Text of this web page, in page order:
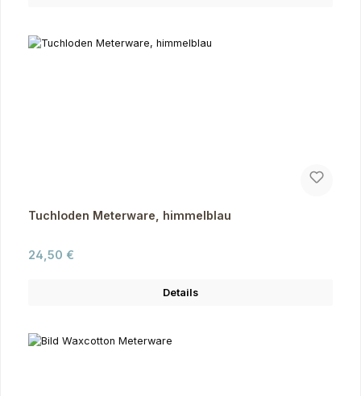
Tuchloden Meterware, himmelblau
Regulärer Preis:
24,50 €
Details